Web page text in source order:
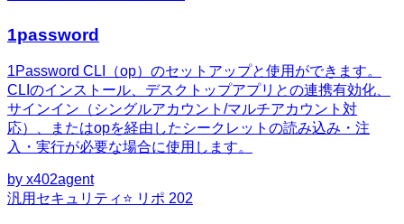
1password
1Password CLI（op）のセットアップと使用ができます。
CLIのインストール、デスクトップアプリとの連携有効化、
サインイン（シングルアカウント/マルチアカウント対
応）、またはopを経由したシークレットの読み込み・注
入・実行が必要な場合に使用します。
by x402agent
汎用 セキュリティ ⭐ リポ 202